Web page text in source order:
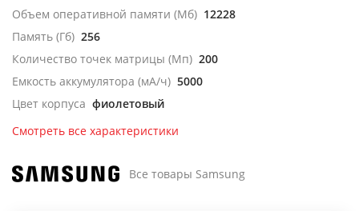
Объем оперативной памяти (Мб) 12228
Память (Гб) 256
Количество точек матрицы (Мп) 200
Емкость аккумулятора (мА/ч) 5000
Цвет корпуса фиолетовый
Смотреть все характеристики
Все товары Samsung